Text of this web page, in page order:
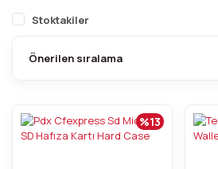
Stoktakiler
%13